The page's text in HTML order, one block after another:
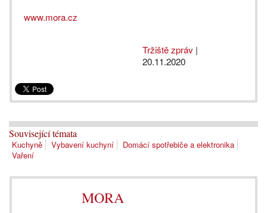
www.mora.cz
Tržiště zpráv |
20.11.2020
Související témata
Kuchyně Vybavení kuchyní
Domácí spotřebiče a elektronika
Vaření
MORA